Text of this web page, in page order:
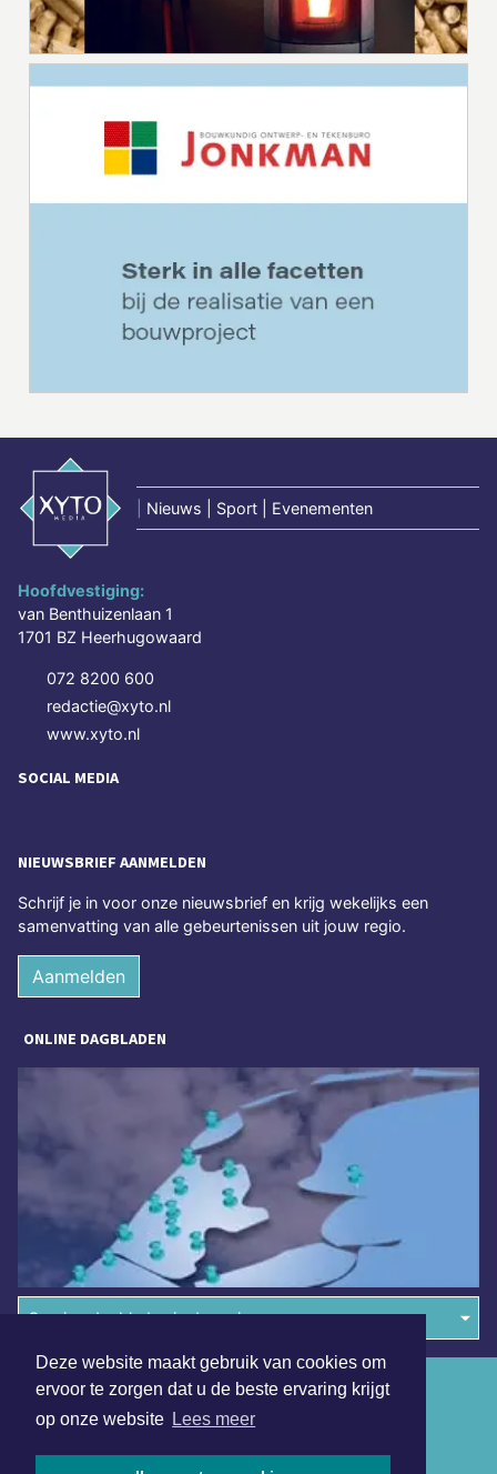
Deze website maakt gebruik van cookies om
ervoor te zorgen dat u de beste ervaring krijgt
op onze website Lees meer
Nieuws | Sport | Evenementen
Hoofdvestiging:
van Benthuizenlaan 1
1701 BZ Heerhugowaard
072 8200 600
redactie@xyto.nl
www.xyto.nl
SOCIAL MEDIA
NIEUWSBRIEF AANMELDEN
Schrijf je in voor onze nieuwsbrief en krijg wekelijks een
samenvatting van alle gebeurtenissen uit jouw regio.
Aanmelden
ONLINE DAGBLADEN
Overige dagbladen in de regio
Algemene voorwaarden
Disclaimer